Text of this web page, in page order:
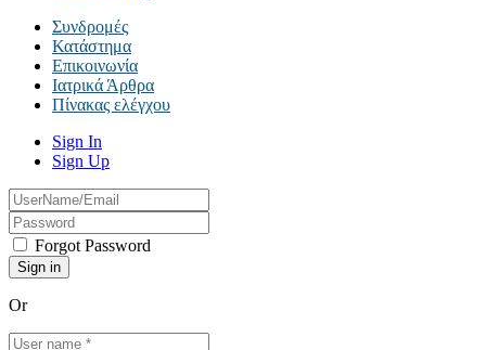
Συνδρομές
Κατάστημα
Επικοινωνία
Ιατρικά Άρθρα
Πίνακας ελέγχου
Sign In
Sign Up
Forgot Password
Or